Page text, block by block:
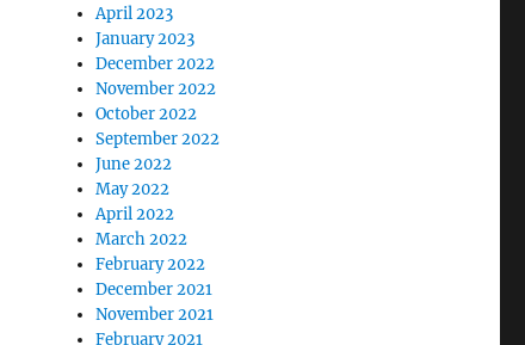
April 2023
January 2023
December 2022
November 2022
October 2022
September 2022
June 2022
May 2022
April 2022
March 2022
February 2022
December 2021
November 2021
February 2021